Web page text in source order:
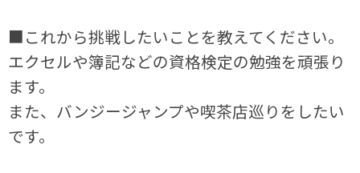
■これから挑戦したいことを教えてください。
エクセルや簿記などの資格検定の勉強を頑張り
ます。
また、バンジージャンプや喫茶店巡りをしたい
です。